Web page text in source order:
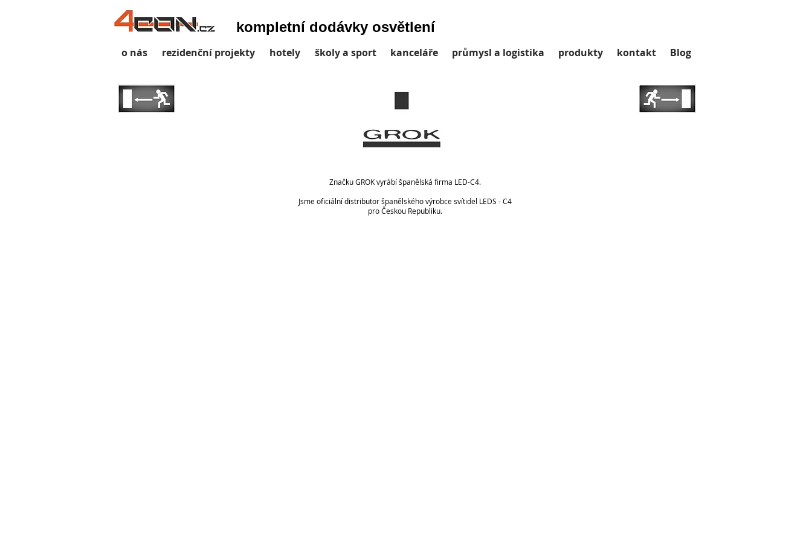
kompletní dodávky osvětlení
o nás rezidenční projekty hotely školy a sport kanceláře průmysl a logistika produkty kontakt Blog
Značku GROK vyrábí španělská firma LED-C4.
Jsme oficiální distributor španělského výrobce svítidel LEDS - C4
pro Českou Republiku.